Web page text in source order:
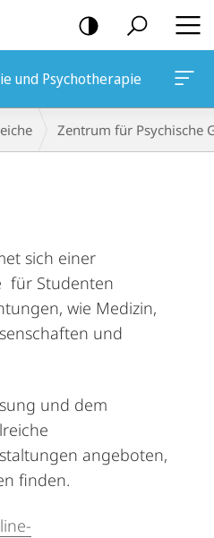
und Psychotherapie
Zentrum für Psychische
sich einer
für Studenten
wie Medizin,
und
und dem
angeboten,
finden.